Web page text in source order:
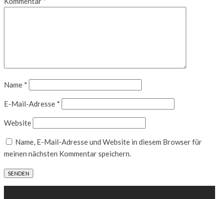
Name *
E-Mail-Adresse *
Website
Name, E-Mail-Adresse und Website in diesem Browser für
meinen nächsten Kommentar speichern.